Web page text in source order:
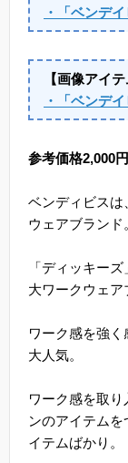
・「ベンデ
【画像アイ
・「ベンデ
参考価格2,000
ベンディビスは
ウェアブランド
「ディッキー
大ワークウェア
ワーク感を強
大人気。
ワーク感を取
ンのアイテム
イテムばかり。